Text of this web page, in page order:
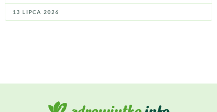
13 LIPCA 2026